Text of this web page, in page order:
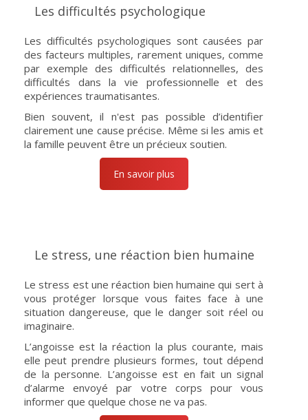
Les difficultés psychologique
Les difficultés psychologiques sont causées par
des facteurs multiples, rarement uniques, comme
par exemple des difficultés relationnelles, des
difficultés dans la vie professionnelle et des
expériences traumatisantes.
Bien souvent, il n'est pas possible d’identifier
clairement une cause précise. Même si les amis et
la famille peuvent être un précieux soutien.
En savoir plus
Le stress, une réaction bien humaine
Le stress est une réaction bien humaine qui sert à
vous protéger lorsque vous faites face à une
situation dangereuse, que le danger soit réel ou
imaginaire.
L’angoisse est la réaction la plus courante, mais
elle peut prendre plusieurs formes, tout dépend
de la personne. L’angoisse est en fait un signal
d’alarme envoyé par votre corps pour vous
informer que quelque chose ne va pas.